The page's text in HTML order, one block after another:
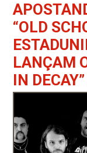
“OLD
LANÇAM
IN